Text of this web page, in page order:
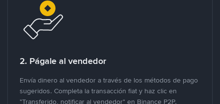
2. Págale al vendedor
Envía dinero al vendedor a través de los métodos de pago
sugeridos. Completa la transacción fiat y haz clic en
"Transferido, notificar al vendedor" en Binance P2P.